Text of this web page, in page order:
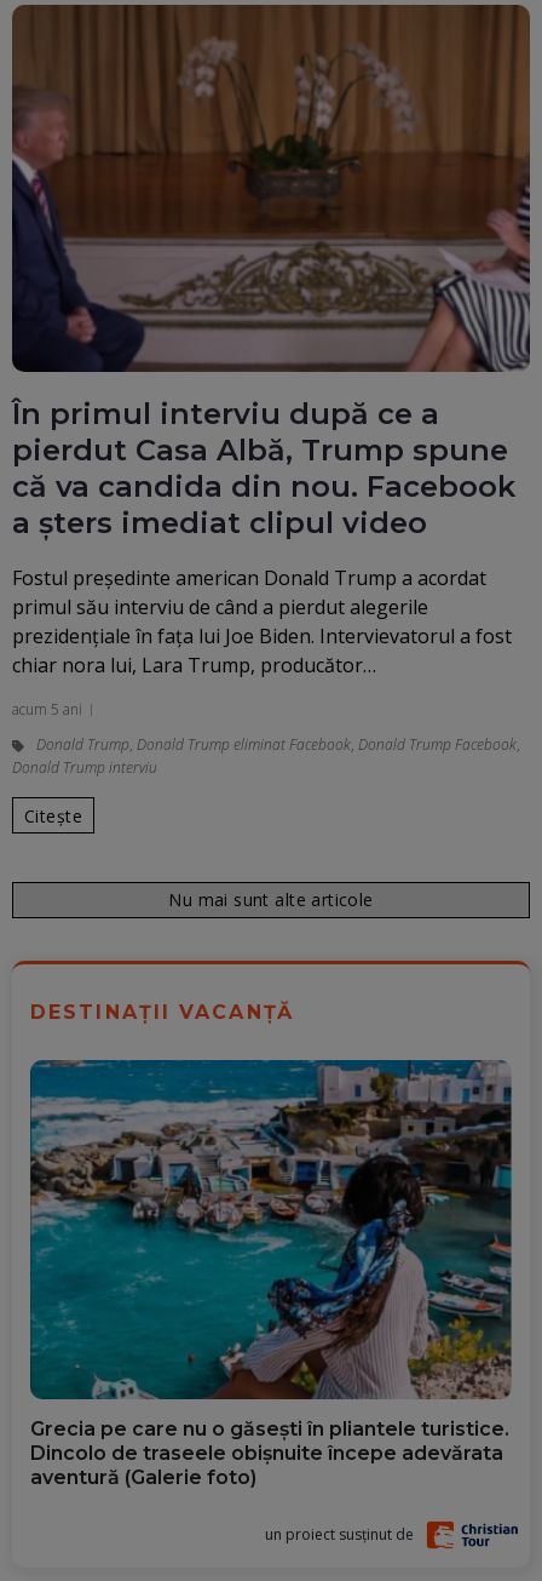
În primul interviu după ce a
pierdut Casa Albă, Trump spune
că va candida din nou. Facebook
a șters imediat clipul video
Fostul președinte american Donald Trump a acordat
primul său interviu de când a pierdut alegerile
prezidențiale în fața lui Joe Biden. Intervievatorul a fost
chiar nora lui, Lara Trump, producător…
acum 5 ani
Donald Trump, Donald Trump eliminat Facebook, Donald Trump Facebook,
Donald Trump interviu
Citește
Nu mai sunt alte articole
DESTINAȚII VACANȚĂ
Grecia pe care nu o găsești în pliantele turistice.
Dincolo de traseele obișnuite începe adevărata
aventură (Galerie foto)
un proiect susținut de